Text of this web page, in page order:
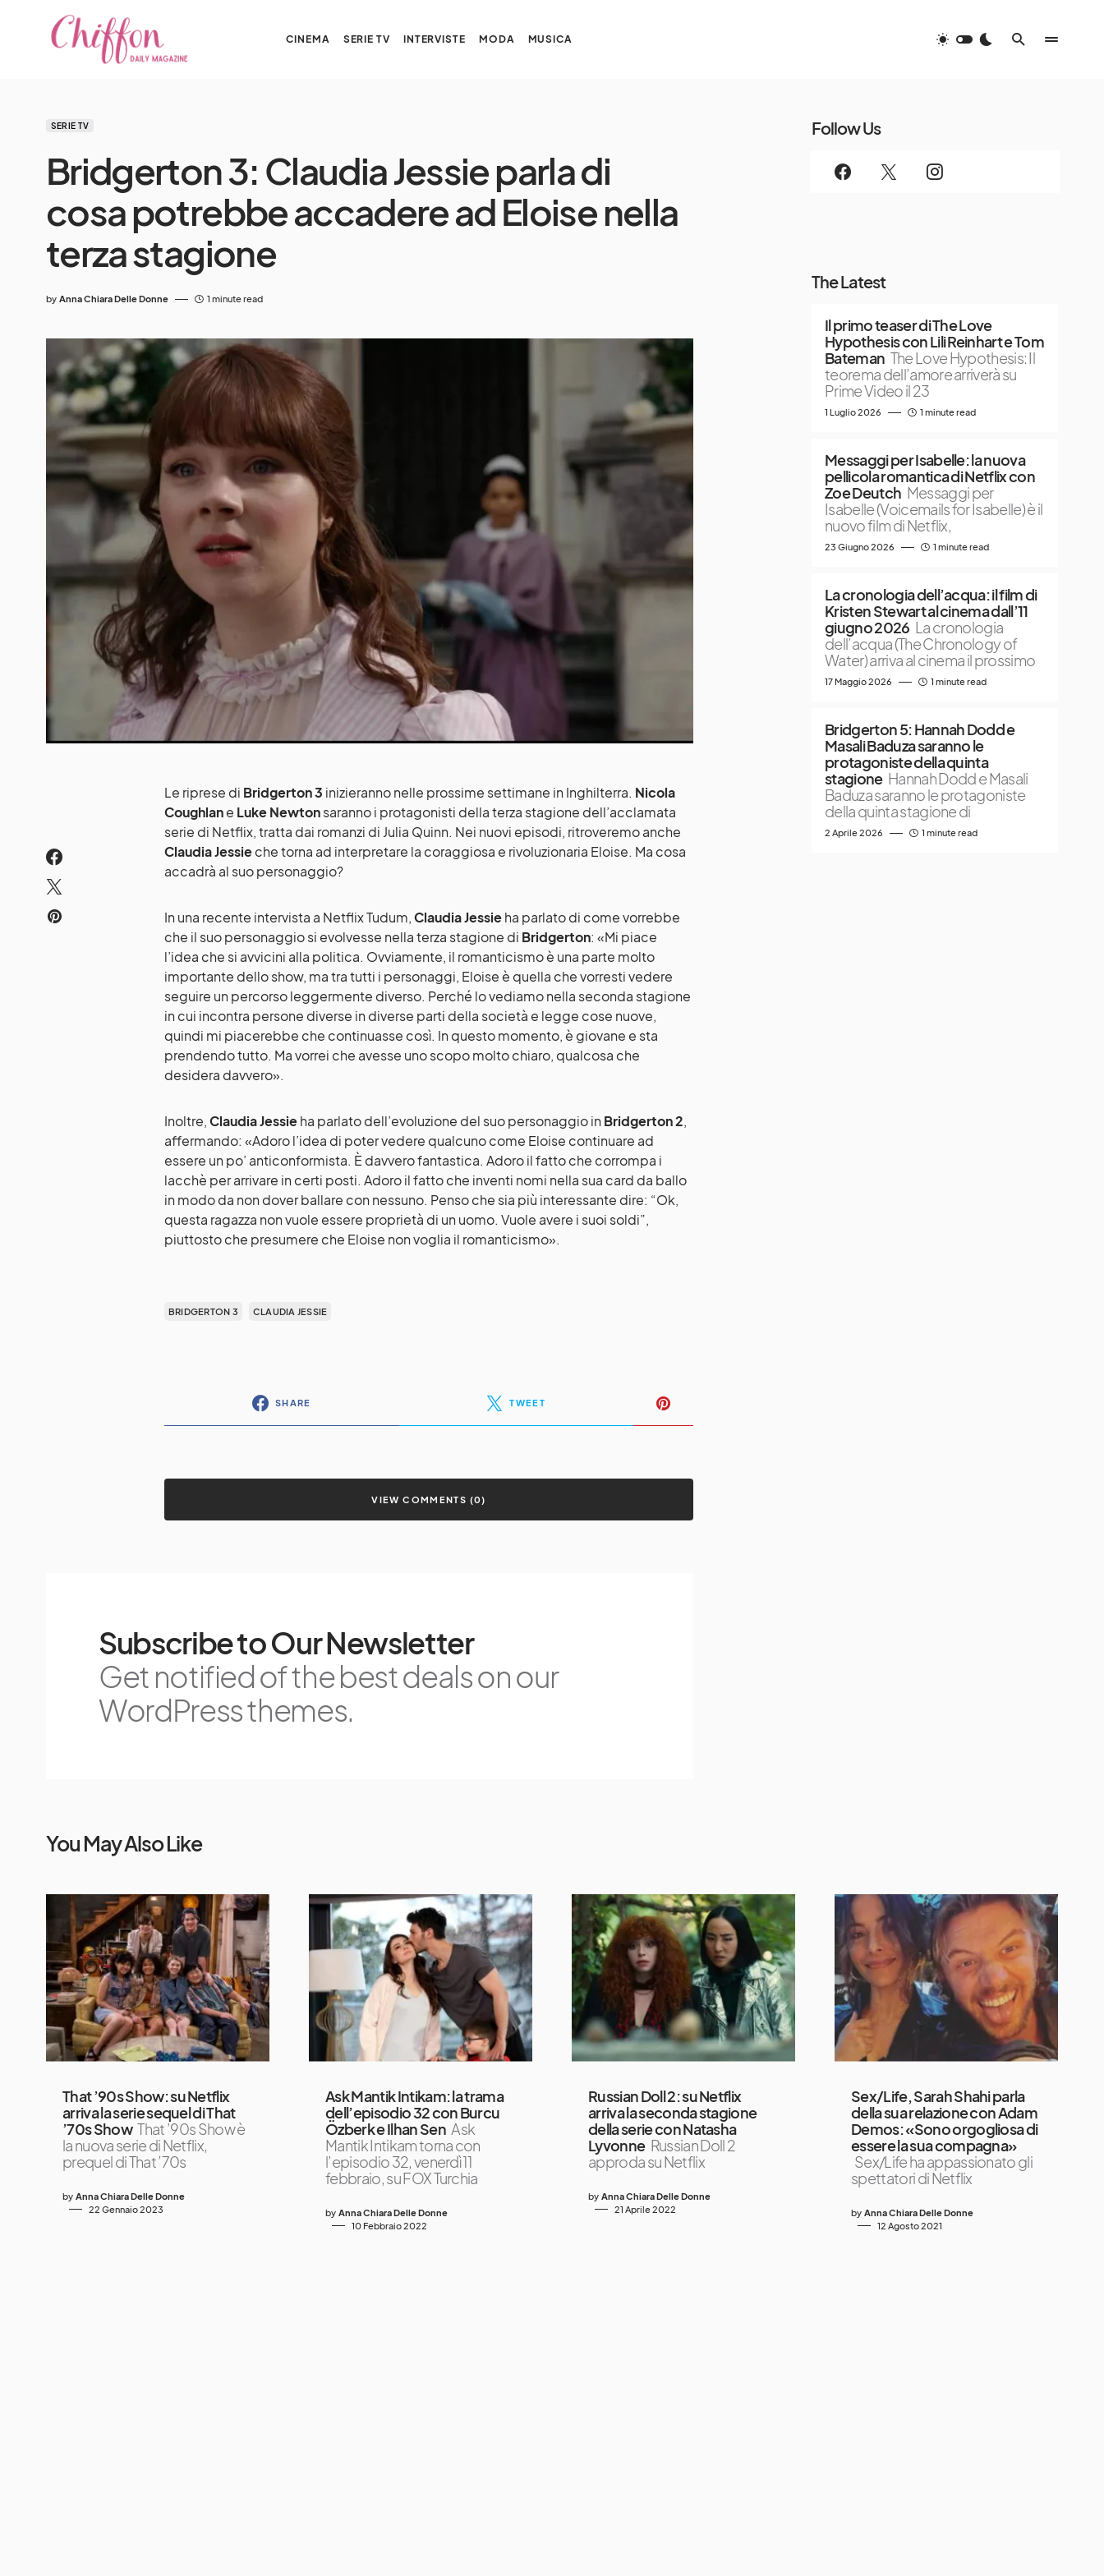
CINEMA SERIE TV INTERVISTE MODA MUSICA
SERIE TV
Bridgerton 3: Claudia Jessie parla di
cosa potrebbe accadere ad Eloise nella
terza stagione
by Anna Chiara Delle Donne 1 minute read
Le riprese di Bridgerton 3 inizieranno nelle prossime settimane in Inghilterra. Nicola
Coughlane Luke Newtonsaranno i protagonisti della terza stagione dell’acclamata
serie di Netflix, tratta dai romanzi di Julia Quinn. Nei nuovi episodi, ritroveremo anche
Claudia Jessieche torna ad interpretare la coraggiosa e rivoluzionaria Eloise. Ma cosa
accadrà al suo personaggio?
In una recente intervista a Netflix Tudum,Claudia Jessieha parlato di come vorrebbe
che il suo personaggio si evolvesse nella terza stagione di Bridgerton: «Mi piace
l’idea che si avvicini alla politica. Ovviamente, il romanticismo è una parte molto
importante dello show, ma tra tutti i personaggi, Eloise è quella che vorresti vedere
seguire un percorso leggermente diverso. Perché lo vediamo nella seconda stagione
in cui incontra persone diverse in diverse parti della società e legge cose nuove,
quindi mi piacerebbe che continuasse così. In questo momento, è giovane e sta
prendendo tutto. Ma vorrei che avesse uno scopo molto chiaro, qualcosa che
desidera davvero».
Inoltre,Claudia Jessieha parlato dell’evoluzione del suo personaggio in Bridgerton 2,
affermando: «Adoro l’idea di poter vedere qualcuno come Eloise continuare ad
essere un po’ anticonformista. È davvero fantastica. Adoro il fatto che corrompa i
lacchè per arrivare in certi posti. Adoro il fatto che inventi nomi nella sua card da ballo
in modo da non dover ballare con nessuno. Penso che sia più interessante dire: “Ok,
questa ragazza non vuole essere proprietà di un uomo. Vuole avere i suoi soldi”,
piuttosto che presumere che Eloise non voglia il romanticismo».
BRIDGERTON 3 CLAUDIA JESSIE
SHARE TWEET
VIEW COMMENTS (0)
Subscribe to Our Newsletter
Get notified of the best deals on our
WordPress themes.
Follow Us
The Latest
Il primo teaser di The Love
Hypothesis con Lili Reinhart e Tom
Bateman The Love Hypothesis: Il
teorema dell’amore arriverà su
Prime Video il 23
1 Luglio 2026 1 minute read
Messaggi per Isabelle: la nuova
pellicola romantica di Netflix con
Zoe Deutch Messaggi per
Isabelle (Voicemails for Isabelle) è il
nuovo film di Netflix,
23 Giugno 2026 1 minute read
La cronologia dell’acqua: il film di
Kristen Stewart al cinema dall’11
giugno 2026 La cronologia
dell’acqua (The Chronology of
Water) arriva al cinema il prossimo
17 Maggio 2026 1 minute read
Bridgerton 5: Hannah Dodd e
Masali Baduza saranno le
protagoniste della quinta
stagione Hannah Dodd e Masali
Baduza saranno le protagoniste
della quinta stagione di
2 Aprile 2026 1 minute read
You May Also Like
That ’90s Show: su Netflix
arriva la serie sequel di That
’70s Show That ’90s Show è
la nuova serie di Netflix,
prequel di That ’70s
by Anna Chiara Delle Donne
22 Gennaio 2023
Ask Mantik Intikam: la trama
dell’episodio 32 con Burcu
Özberk e Ilhan Sen Ask
Mantik Intikam torna con
l’episodio 32, venerdì 11
febbraio, su FOX Turchia
by Anna Chiara Delle Donne
10 Febbraio 2022
Russian Doll 2: su Netflix
arriva la seconda stagione
della serie con Natasha
Lyvonne Russian Doll 2
approda su Netflix
by Anna Chiara Delle Donne
21 Aprile 2022
Sex/Life, Sarah Shahi parla
della sua relazione con Adam
Demos: «Sono orgogliosa di
essere la sua compagna»
Sex/Life ha appassionato gli
spettatori di Netflix
by Anna Chiara Delle Donne
12 Agosto 2021